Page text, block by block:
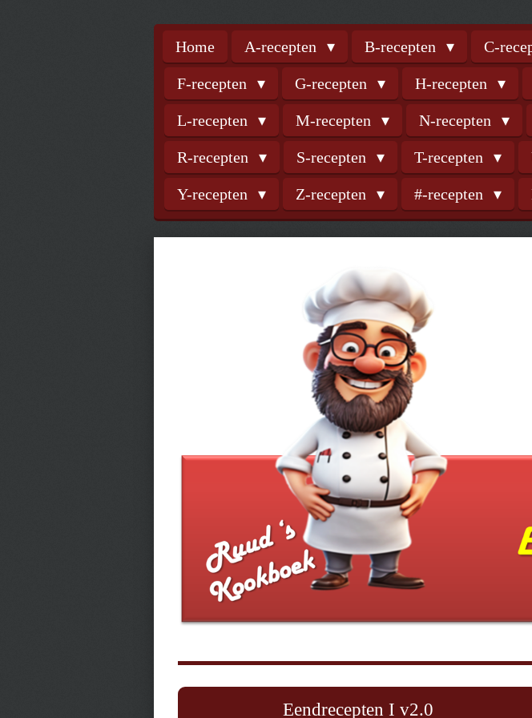
Home A-recepten B-recepten C-
F-recepten G-recepten H-recepten
L-recepten M-recepten N-recepten
R-recepten S-recepten T-recepten
Y-recepten Z-recepten #-recepten
Eendrecepten I v2.0